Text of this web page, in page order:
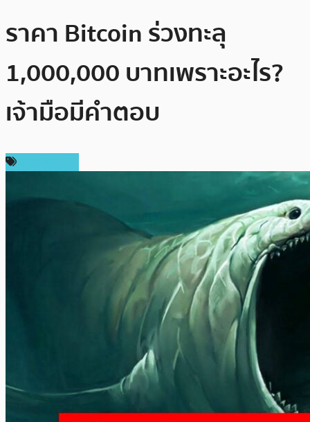
ราคา Bitcoin ร่วงทะลุ
1,000,000 บาทเพราะอะไร?
เจ้ามือมีคำตอบ